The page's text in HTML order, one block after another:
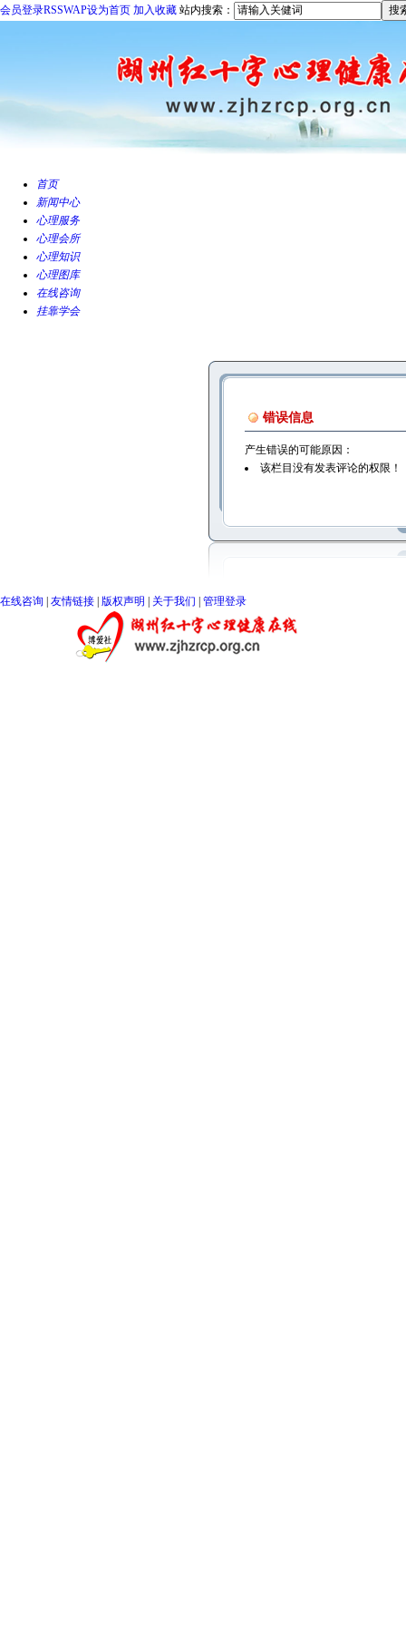
会员登录RSSWAP设为首页 加入收藏 站内搜索：
首页
新闻中心
心理服务
心理会所
心理知识
心理图库
在线咨询
挂靠学会
错误信息
产生错误的可能原因：
该栏目没有发表评论的权限！
在线咨询 友情链接 版权声明 关于我们 管理登录